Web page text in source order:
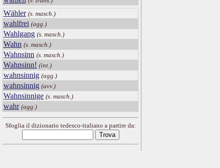
Wähler (s. masch.)
wahlfrei (agg.)
Wahlgang (s. masch.)
Wahn (s. masch.)
Wahnsinn (s. masch.)
Wahnsinn! (int.)
wahnsinnig (agg.)
wahnsinnig (avv.)
Wahnsinnige (s. masch.)
wahr (agg.)
Sfoglia il dizionario tedesco-italiano a partire da: